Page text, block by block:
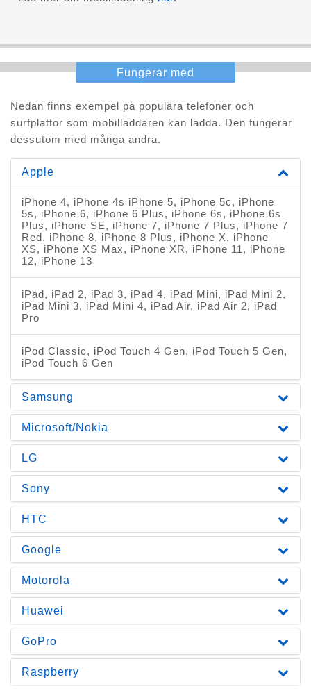
Fungerar med
Nedan finns exempel på populära telefoner och
surfplattor som mobilladdaren kan ladda. Den fungerar
dessutom med många andra.
Apple
iPhone 4, iPhone 4s iPhone 5, iPhone 5c, iPhone
5s, iPhone 6, iPhone 6 Plus, iPhone 6s, iPhone 6s
Plus, iPhone SE, iPhone 7, iPhone 7 Plus, iPhone 7
Red, iPhone 8, iPhone 8 Plus, iPhone X, iPhone
XS, iPhone XS Max, iPhone XR, iPhone 11, iPhone
12, iPhone 13
iPad, iPad 2, iPad 3, iPad 4, iPad Mini, iPad Mini 2,
iPad Mini 3, iPad Mini 4, iPad Air, iPad Air 2, iPad
Pro
iPod Classic, iPod Touch 4 Gen, iPod Touch 5 Gen,
iPod Touch 6 Gen
Samsung
Microsoft/Nokia
LG
Sony
HTC
Google
Motorola
Huawei
GoPro
Raspberry